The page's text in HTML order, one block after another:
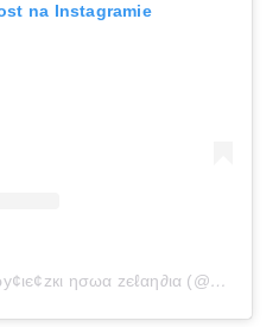
na Instagramie
Post udostępniony przez ωу¢ιє¢zкι ησωα zєℓαη∂ια (@wycieczkinowazelandia)